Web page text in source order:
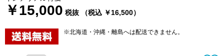
￥15,000 税抜 （税込 ￥16,500）
※北海道・沖縄・離島へは配送できません。